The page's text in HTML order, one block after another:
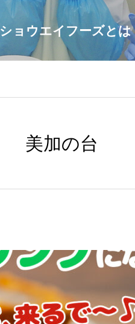
ショウエイフーズとは
美加の台